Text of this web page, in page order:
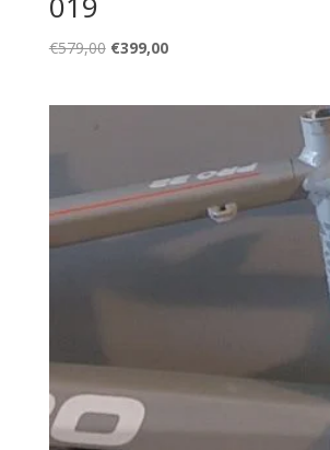
€579,00 Oorspronkelijke
€399,00Huidige